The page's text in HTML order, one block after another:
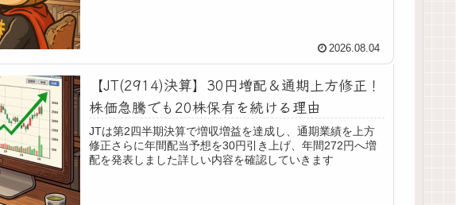
2026.08.04
【JT(2914)決算】30円増配＆通期上方修正！
株価急騰でも20株保有を続ける理由
JTは第2四半期決算で増収増益を達成し、通期業績を上方
修正さらに年間配当予想を30円引き上げ、年間272円へ増
配を発表しました詳しい内容を確認していきます